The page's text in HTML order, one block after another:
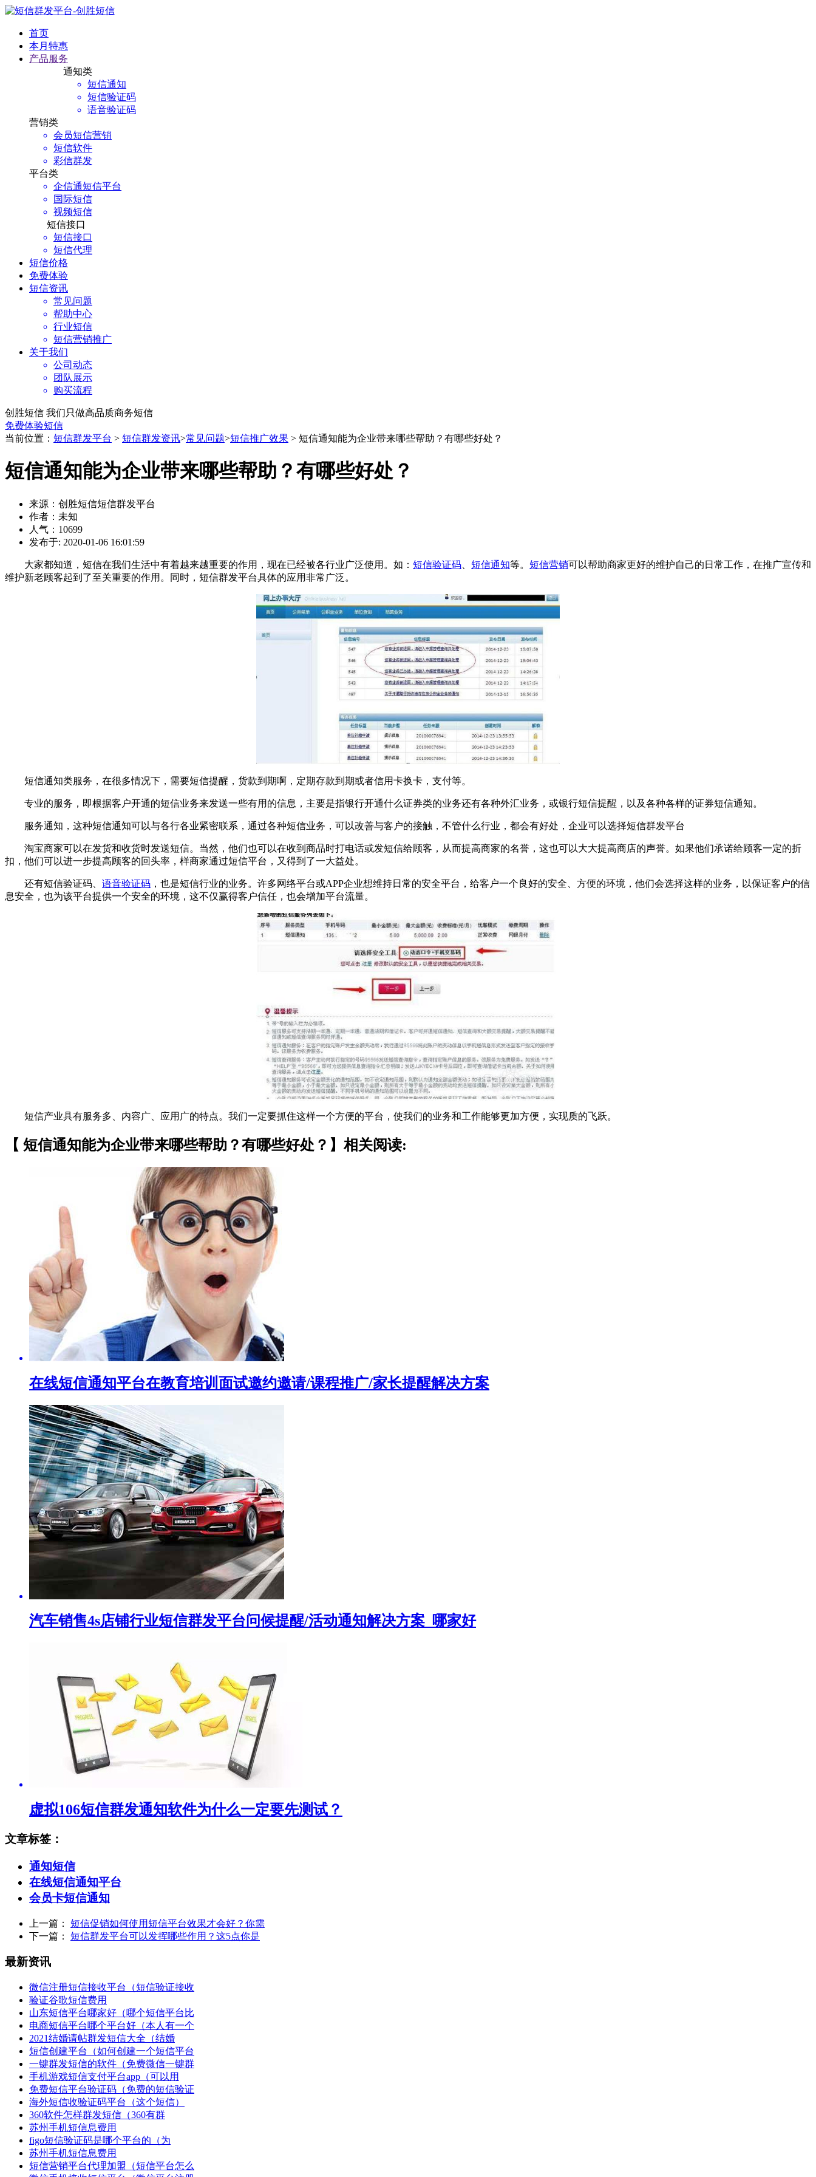
首页
本月特惠
产品服务
通知类
短信通知
短信验证码
语音验证码
营销类
会员短信营销
短信软件
彩信群发
平台类
企信通短信平台
国际短信
视频短信
短信接口
短信接口
短信代理
短信价格
免费体验
短信资讯
常见问题
帮助中心
行业短信
短信营销推广
关于我们
公司动态
团队展示
购买流程
创胜短信 我们只做高品质商务短信
免费体验短信
当前位置： 短信群发平台 > 短信群发资讯>常见问题>短信推广效果 > 短信通知能为企业带来哪些帮助？有哪些好处？
短信通知能为企业带来哪些帮助？有哪些好处？
来源：创胜短信短信群发平台
作者：未知
人气：10699
发布于: 2020-01-06 16:01:59
大家都知道，短信在我们生活中有着越来越重要的作用，现在已经被各行业广泛使用。如： 短信验证码 短信通知等。 短信营销可以帮助商家更好的维护自己的日常工作，在推广宣传和
维护新老顾客起到了至关重要的作用。同时，短信群发平台具体的应用非常广泛。
短信通知类服务，在很多情况下，需要短信提醒，货款到期啊，定期存款到期或者信用卡换卡，支付等。
专业的服务，即根据客户开通的短信业务来发送一些有用的信息，主要是指银行开通什么证券类的业务还有各种外汇业务，或银行短信提醒，以及各种各样的证券短信通知。
服务通知，这种短信通知可以与各行各业紧密联系，通过各种短信业务，可以改善与客户的接触，不管什么行业，都会有好处，企业可以选择短信群发平台
淘宝商家可以在发货和收货时发送短信。当然，他们也可以在收到商品时打电话或发短信给顾客，从而提高商家的名誉，这也可以大大提高商店的声誉。如果他们承诺给顾客一定的折
扣，他们可以进一步提高顾客的回头率，样商家通过短信平台，又得到了一大益处。
还有短信验证码、 语音验证码 ，也是短信行业的业务。许多网络平台或APP企业想维持日常的安全平台，给客户一个良好的安全、方便的环境，他们会选择这样的业务，以保证客户的信
息安全，也为该平台提供一个安全的环境，这不仅赢得客户信任，也会增加平台流量。
短信产业具有服务多、内容广、应用广的特点。我们一定要抓住这样一个方便的平台，使我们的业务和工作能够更加方便，实现质的飞跃。
【 短信通知能为企业带来哪些帮助？有哪些好处？】相关阅读:
在线短信通知平台在教育培训面试邀约邀请/课程推广/家长提醒解决方案
汽车销售4s店铺行业短信群发平台问候提醒/活动通知解决方案_哪家好
虚拟106短信群发通知软件为什么一定要先测试？
文章标签：
通知短信
在线短信通知平台
会员卡短信通知
上一篇： 短信促销如何使用短信平台效果才会好？你需
下一篇： 短信群发平台可以发挥哪些作用？这5点你是
最新资讯
微信注册短信接收平台（短信验证接收
验证谷歌短信费用
山东短信平台哪家好（哪个短信平台比
电商短信平台哪个平台好（本人有一个
2021结婚请帖群发短信大全（结婚
短信创建平台（如何创建一个短信平台
一键群发短信的软件（免费微信一键群
手机游戏短信支付平台app（可以用
免费短信平台验证码（免费的短信验证
海外短信收验证码平台（这个短信）
360软件怎样群发短信（360有群
苏州手机短信息费用
figo短信验证码是哪个平台的（为
苏州手机短信息费用
短信营销平台代理加盟（短信平台怎么